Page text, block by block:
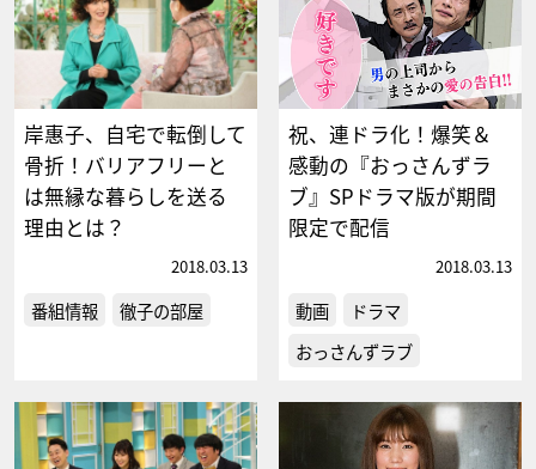
岸惠子、自宅で転倒して
骨折！バリアフリーと
は無縁な暮らしを送る
理由とは？
2018.03.13
番組情報 徹子の部屋
祝、連ドラ化！爆笑＆
感動の『おっさんずラ
ブ』SPドラマ版が期間
限定で配信
2018.03.13
動画
ドラマ
おっさんずラブ